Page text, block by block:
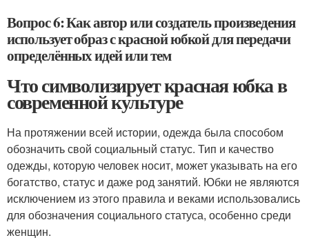
Вопрос 6: Как автор или создатель произведения
использует образ с красной юбкой для передачи
определённых идей или тем
Что символизирует красная юбка в
современной культуре
На протяжении всей истории, одежда была способом
обозначить свой социальный статус. Тип и качество
одежды, которую человек носит, может указывать на его
богатство, статус и даже род занятий. Юбки не являются
исключением из этого правила и веками использовались
для обозначения социального статуса, особенно среди
женщин.